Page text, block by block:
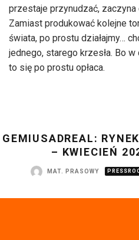
przestaje przynudzać,
Zamiast produkować kolejne
świata, po prostu działajmy…
jednego, starego krzesła. Bo
to się po prostu opłaca.
GEMIUSADREAL:
– KWIECIEŃ
MAT. PRASOWY